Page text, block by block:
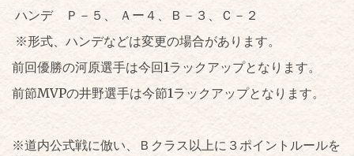
ハンデ Ｐ－５、 Ａー４、Ｂ－３、Ｃ－２
※形式、ハンデなどは変更の場合があります。
前回優勝の河原選手は今回1ラックアップとなります。
前節MVPの井野選手は今節1ラックアップとなります。
※道内公式戦に倣い、Ｂクラス以上に３ポイントルールを